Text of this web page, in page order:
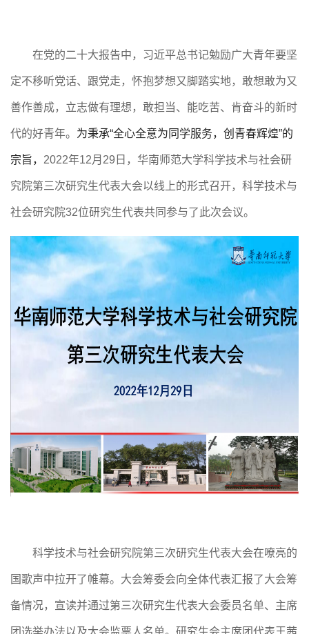
在党的二十大报告中 ， 习近平总书记勉励广大青年要坚
定不移听党话、跟党走，怀抱梦想又脚踏实地，敢想敢为又
善作善成，立志做有理想，敢担当、能吃苦、肯奋斗的新时
代的好青年。 为秉承“全心全意为同学服务，创青春辉煌”的
宗旨， 2022年12月29日，华南师范大学科学技术与社会研
究院第三次研究生代表大会以线上的形式召开，科学技术与
社会研究院32位研究生代表共同参与了此次会议。
科学技术与社会研究院第三次研究生代表大会在嘹亮的
国歌声中拉开了帷幕。大会筹委会向全体代表汇报了大会筹
备情况，宣读并通过第三次研究生代表大会委员名单、主席
团选举办法以及大会监票人名单。研究生会主席团代表王茜